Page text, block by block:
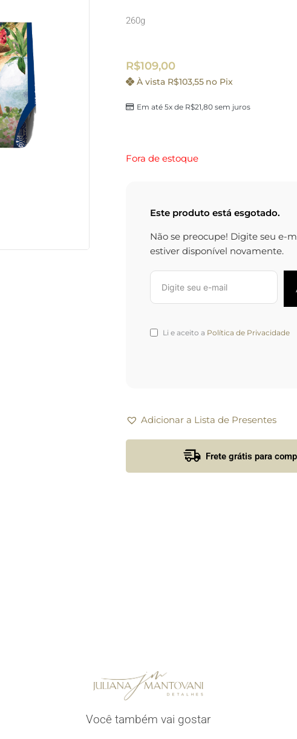
260g
R$109,00
Em até 5x de R$21,80sem juros
À vista R$103,55 no Pix
Fora de estoque
Este produto está esgotado.
Não se preocupe! Digite seu e-
estiver disponível novamente.
Li e aceito a Política de Privacidade
Adicionar a Lista de Presentes
Frete grátis para
Você também vai gostar